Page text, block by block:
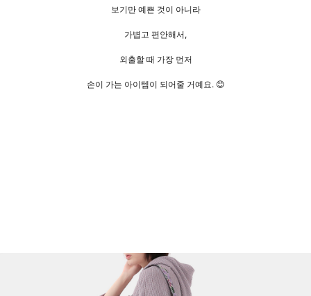
보기만 예쁜 것이 아니라
가볍고 편안해서,
외출할 때 가장 먼저
손이 가는 아이템이 되어줄 거예요. 😊